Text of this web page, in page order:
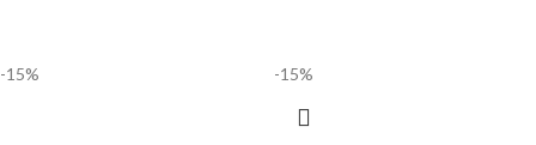
-15% -15%